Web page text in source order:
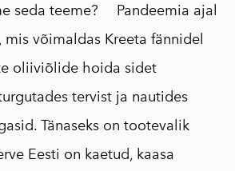
seda teeme? ⠀ Pandeemia ajal
mis võimaldas Kreeta fännidel
oliiviõlide hoida sidet
tervist ja nautides
Tänaseks on tootevalik
Eesti on kaetud, kaasa